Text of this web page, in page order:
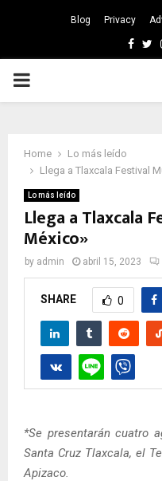
Blog Privacy
PRIMARY
Home
Lo más leído
Llega a Tlaxcala Festival
Lo más leído
Llega a Tlaxcala
México»
by admin abril 15, 2023
SHARE 0
*Se presentarán cuatro
Santa Cruz Tlaxcala, el
Apizaco.